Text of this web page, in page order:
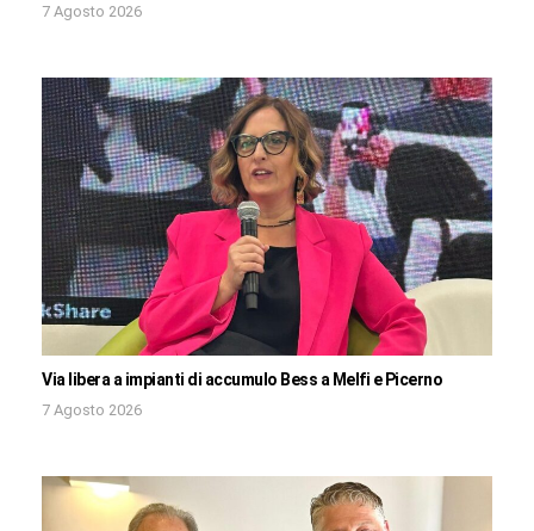
7 Agosto 2026
Via libera a impianti di accumulo Bess a Melfi e Picerno
7 Agosto 2026